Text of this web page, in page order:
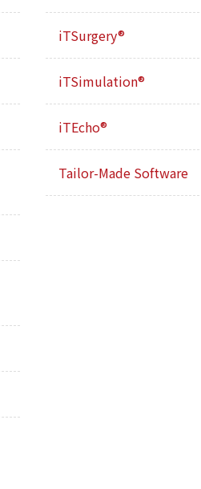
iTSurgery®
iTSimulation®
iTEcho®
Tailor-Made Software